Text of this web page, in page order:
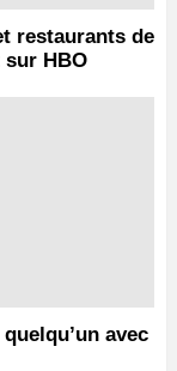
restaurants de
sur HBO
avec